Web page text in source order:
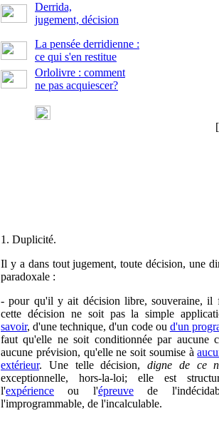
Derrida,
jugement, décision
La pensée derridienne :
ce qui s'en restitue
Orlolivre : comment
ne pas acquiescer?
1. Duplicité.
Il y a dans tout jugement, toute décision, une
paradoxale :
- pour qu'il y ait décision libre, souveraine, il
cette décision ne soit pas la simple
savoir, d'une technique, d'un code ou d'un
faut qu'elle ne soit conditionnée par aucune
aucune prévision, qu'elle ne soit soumise à
extérieur. Une telle décision, digne de ce
exceptionnelle, hors-la-loi; elle est
l'expérience ou l'épreuvede
l'improgrammable, de l'incalculable.